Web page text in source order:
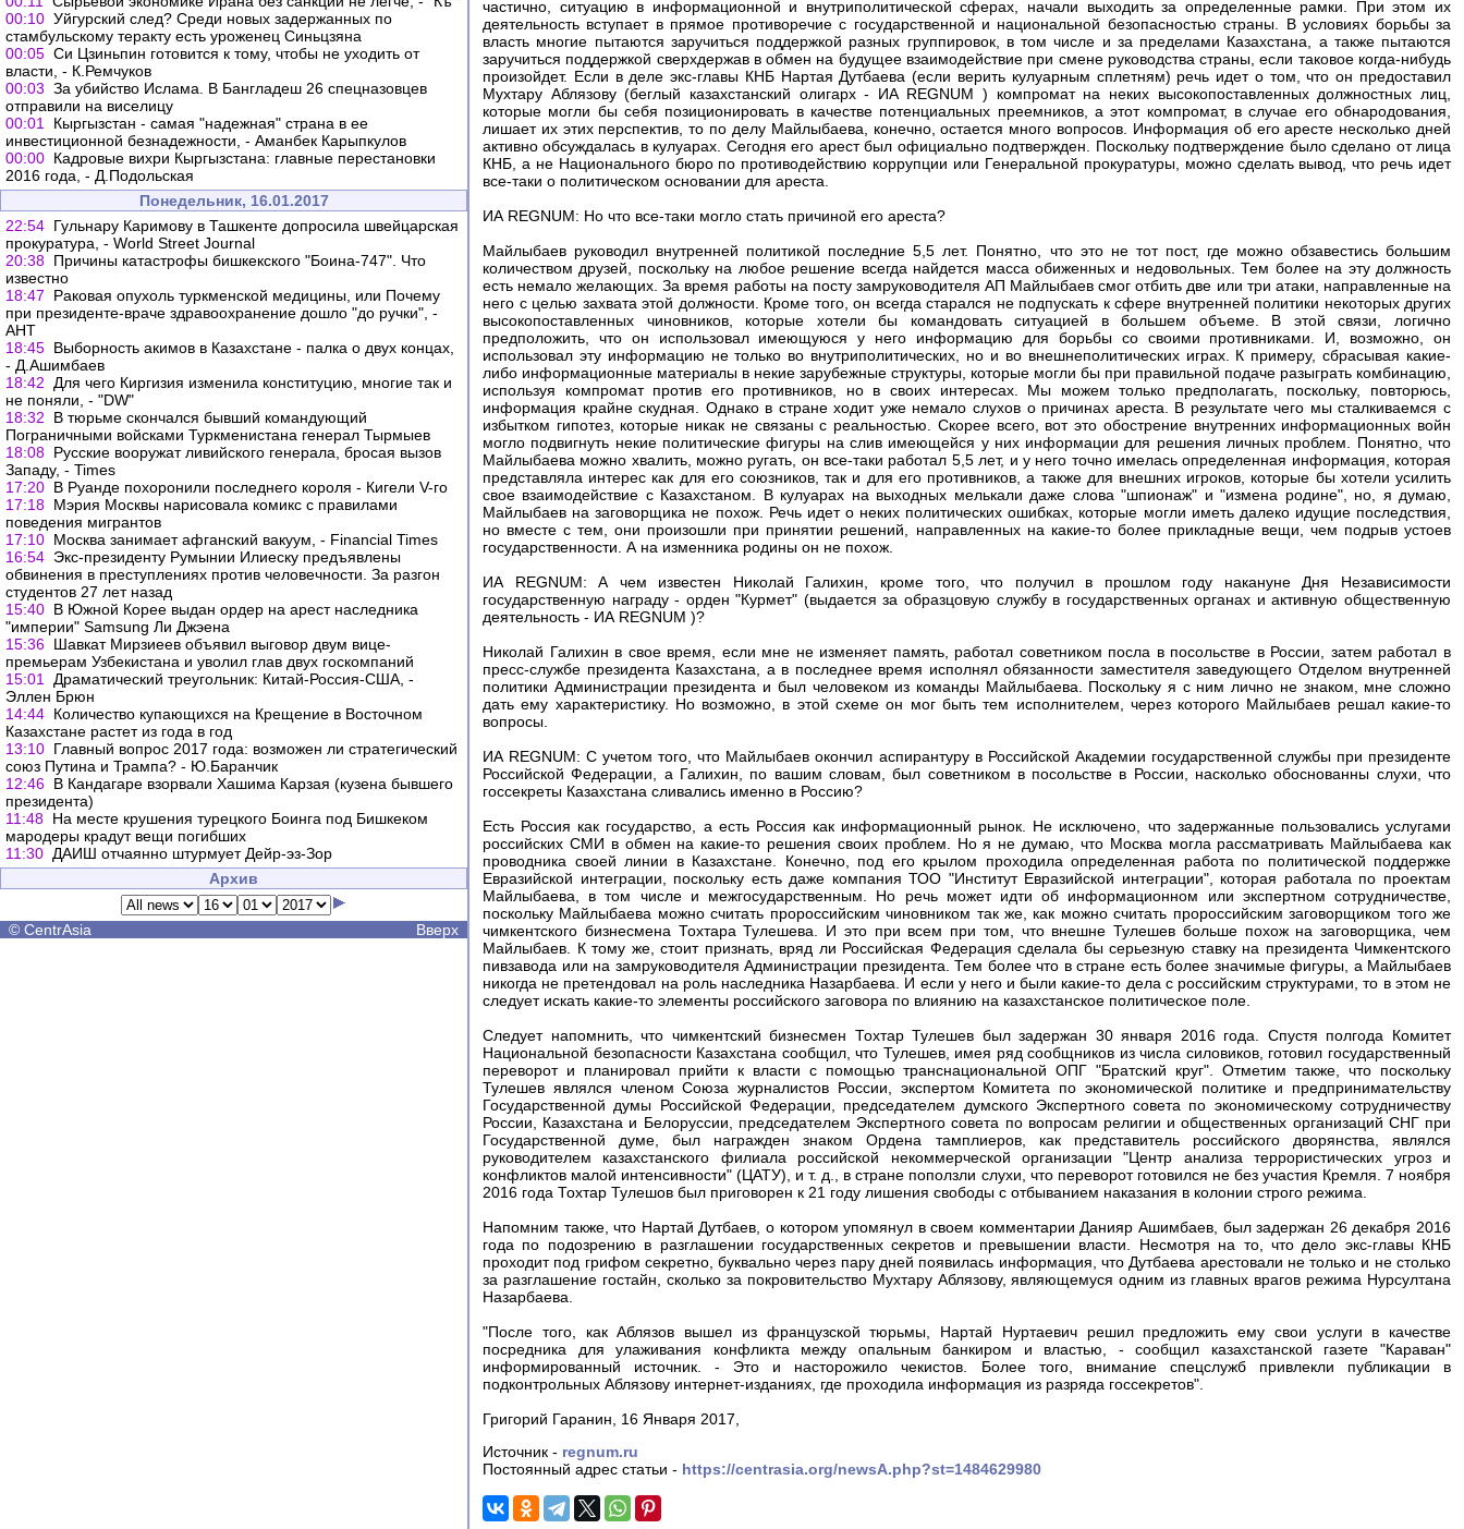
00:10 Уйгурский след? Среди новых задержанных по
стамбульскому теракту есть уроженец Синьцзяна
00:05 Си Цзиньпин готовится к тому, чтобы не уходить от
власти, - К.Ремчуков
00:03 За убийство Ислама. В Бангладеш 26 спецназовцев
отправили на виселицу
00:01
Кыргызстан - самая "надежная" страна в ее
инвестиционной безнадежности, - Аманбек Карыпкулов
00:00 Кадровые вихри Кыргызстана: главные перестановки
2016 года, - Д.Подольская
Понедельник, 16.01.2017
22:54 Гульнару Каримову в Ташкенте допросила швейцарская
прокуратура, - World Street Journal
20:38 Причины катастрофы бишкекского "Боина-747". Что
известно
18:47
Раковая опухоль туркменской медицины, или Почему
при президенте-враче здравоохранение дошло "до ручки", -
АНТ
18:45 Выборность акимов в Казахстане - палка о двух концах,
- Д.Ашимбаев
18:42
Для чего Киргизия изменила конституцию, многие так и
не поняли, - "DW"
18:32
В тюрьме скончался бывший командующий
Пограничными войсками Туркменистана генерал Тырмыев
18:08 Русские вооружат ливийского генерала, бросая вызов
Западу, - Times
17:20 В Руанде похоронили последнего короля - Кигели V-го
17:18 Мэрия Москвы нарисовала комикс с правилами
поведения мигрантов
17:10 Москва занимает афганский вакуум, - Financial Times
16:54 Экс-президенту Румынии Илиеску предъявлены
обвинения в преступлениях против человечности. За разгон
студентов 27 лет назад
15:40 В Южной Корее выдан ордер на арест наследника
"империи" Samsung Ли Джэена
15:36 Шавкат Мирзиеев объявил выговор двум вице-
премьерам Узбекистана и уволил глав двух госкомпаний
15:01
Драматический треугольник: Китай-Россия-США, -
Эллен Брюн
14:44 Количество купающихся на Крещение в Восточном
Казахстане растет из года в год
13:10 Главный вопрос 2017 года: возможен ли стратегический
союз Путина и Трампа? - Ю.Баранчик
12:46 В Кандагаре взорвали Хашима Карзая (кузена бывшего
президента)
11:48 На месте крушения турецкого Боинга под Бишкеком
мародеры крадут вещи погибших
11:30 ДАИШ отчаянно штурмует Дейр-эз-Зор
Архив
© CentrAsia Вверх
частично, ситуацию в информационной и внутриполитической сферах, начали выходить за определенные рамки. При этом их
деятельность вступает в прямое противоречие с государственной и национальной безопасностью страны. В условиях борьбы за
власть многие пытаются заручиться поддержкой разных группировок, в том числе и за пределами Казахстана, а также пытаются
заручиться поддержкой сверхдержав в обмен на будущее взаимодействие при смене руководства страны, если таковое когда-нибудь
произойдет. Если в деле экс-главы КНБ Нартая Дутбаева (если верить кулуарным сплетням) речь идет о том, что он предоставил
Мухтару Аблязову (беглый казахстанский олигарх - ИА REGNUM ) компромат на неких высокопоставленных должностных лиц,
которые могли бы себя позиционировать в качестве потенциальных преемников, а этот компромат, в случае его обнародования,
лишает их этих перспектив, то по делу Майлыбаева, конечно, остается много вопросов. Информация об его аресте несколько дней
активно обсуждалась в кулуарах. Сегодня его арест был официально подтвержден. Поскольку подтверждение было сделано от лица
КНБ, а не Национального бюро по противодействию коррупции или Генеральной прокуратуры, можно сделать вывод, что речь идет
все-таки о политическом основании для ареста.
ИА REGNUM: Но что все-таки могло стать причиной его ареста?
Майлыбаев руководил внутренней политикой последние 5,5 лет. Понятно, что это не тот пост, где можно обзавестись большим
количеством друзей, поскольку на любое решение всегда найдется масса обиженных и недовольных. Тем более на эту должность
есть немало желающих. За время работы на посту замруководителя АП Майлыбаев смог отбить две или три атаки, направленные на
него с целью захвата этой должности. Кроме того, он всегда старался не подпускать к сфере внутренней политики некоторых других
высокопоставленных чиновников, которые хотели бы командовать ситуацией в большем объеме. В этой связи, логично
предположить, что он использовал имеющуюся у него информацию для борьбы со своими противниками. И, возможно, он
использовал эту информацию не только во внутриполитических, но и во внешнеполитических играх. К примеру, сбрасывая какие-
либо информационные материалы в некие зарубежные структуры, которые могли бы при правильной подаче разыграть комбинацию,
используя компромат против его противников, но в своих интересах. Мы можем только предполагать, поскольку, повторюсь,
информация крайне скудная. Однако в стране ходит уже немало слухов о причинах ареста. В результате чего мы сталкиваемся с
избытком гипотез, которые никак не связаны с реальностью. Скорее всего, вот это обострение внутренних информационных войн
могло подвигнуть некие политические фигуры на слив имеющейся у них информации для решения личных проблем. Понятно, что
Майлыбаева можно хвалить, можно ругать, он все-таки работал 5,5 лет, и у него точно имелась определенная информация, которая
представляла интерес как для его союзников, так и для его противников, а также для внешних игроков, которые бы хотели усилить
свое взаимодействие с Казахстаном. В кулуарах на выходных мелькали даже слова "шпионаж" и "измена родине", но, я думаю,
Майлыбаев на заговорщика не похож. Речь идет о неких политических ошибках, которые могли иметь далеко идущие последствия,
но вместе с тем, они произошли при принятии решений, направленных на какие-то более прикладные вещи, чем подрыв устоев
государственности. А на изменника родины он не похож.
ИА REGNUM: А чем известен Николай Галихин, кроме того, что получил в прошлом году накануне Дня Независимости
государственную награду - орден "Курмет" (выдается за образцовую службу в государственных органах и активную общественную
деятельность - ИА REGNUM )?
Николай Галихин в свое время, если мне не изменяет память, работал советником посла в посольстве в России, затем работал в
пресс-службе президента Казахстана, а в последнее время исполнял обязанности заместителя заведующего Отделом внутренней
политики Администрации президента и был человеком из команды Майлыбаева. Поскольку я с ним лично не знаком, мне сложно
дать ему характеристику. Но возможно, в этой схеме он мог быть тем исполнителем, через которого Майлыбаев решал какие-то
вопросы.
ИА REGNUM: С учетом того, что Майлыбаев окончил аспирантуру в Российской Академии государственной службы при президенте
Российской Федерации, а Галихин, по вашим словам, был советником в посольстве в России, насколько обоснованны слухи, что
госсекреты Казахстана сливались именно в Россию?
Есть Россия как государство, а есть Россия как информационный рынок. Не исключено, что задержанные пользовались услугами
российских СМИ в обмен на какие-то решения своих проблем. Но я не думаю, что Москва могла рассматривать Майлыбаева как
проводника своей линии в Казахстане. Конечно, под его крылом проходила определенная работа по политической поддержке
Евразийской интеграции, поскольку есть даже компания ТОО "Институт Евразийской интеграции", которая работала по проектам
Майлыбаева, в том числе и межгосударственным. Но речь может идти об информационном или экспертном сотрудничестве,
поскольку Майлыбаева можно считать пророссийским чиновником так же, как можно считать пророссийским заговорщиком того же
чимкентского бизнесмена Тохтара Тулешева. И это при всем при том, что внешне Тулешев больше похож на заговорщика, чем
Майлыбаев. К тому же, стоит признать, вряд ли Российская Федерация сделала бы серьезную ставку на президента Чимкентского
пивзавода или на замруководителя Администрации президента. Тем более что в стране есть более значимые фигуры, а Майлыбаев
никогда не претендовал на роль наследника Назарбаева. И если у него и были какие-то дела с российским структурами, то в этом не
следует искать какие-то элементы российского заговора по влиянию на казахстанское политическое поле.
Следует напомнить, что чимкентский бизнесмен Тохтар Тулешев был задержан 30 января 2016 года. Спустя полгода Комитет
Национальной безопасности Казахстана сообщил, что Тулешев, имея ряд сообщников из числа силовиков, готовил государственный
переворот и планировал прийти к власти с помощью транснациональной ОПГ "Братский круг". Отметим также, что поскольку
Тулешев являлся членом Союза журналистов России, экспертом Комитета по экономической политике и предпринимательству
Государственной думы Российской Федерации, председателем думского Экспертного совета по экономическому сотрудничеству
России, Казахстана и Белоруссии, председателем Экспертного совета по вопросам религии и общественных организаций СНГ при
Государственной думе, был награжден знаком Ордена тамплиеров, как представитель российского дворянства, являлся
руководителем казахстанского филиала российской некоммерческой организации "Центр анализа террористических угроз и
конфликтов малой интенсивности" (ЦАТУ), и т. д., в стране поползли слухи, что переворот готовился не без участия Кремля. 7 ноября
2016 года Тохтар Тулешов был приговорен к 21 году лишения свободы с отбыванием наказания в колонии строго режима.
Напомним также, что Нартай Дутбаев, о котором упомянул в своем комментарии Данияр Ашимбаев, был задержан 26 декабря 2016
года по подозрению в разглашении государственных секретов и превышении власти. Несмотря на то, что дело экс-главы КНБ
проходит под грифом секретно, буквально через пару дней появилась информация, что Дутбаева арестовали не только и не столько
за разглашение гостайн, сколько за покровительство Мухтару Аблязову, являющемуся одним из главных врагов режима Нурсултана
Назарбаева.
"После того, как Аблязов вышел из французской тюрьмы, Нартай Нуртаевич решил предложить ему свои услуги в качестве
посредника для улаживания конфликта между опальным банкиром и властью, - сообщил казахстанской газете "Караван"
информированный источник. - Это и насторожило чекистов. Более того, внимание спецслужб привлекли публикации в
подконтрольных Аблязову интернет-изданиях, где проходила информация из разряда госсекретов".
Григорий Гаранин, 16 Января 2017,
Источник - regnum.ru
Постоянный адрес статьи - https://centrasia.org/newsA.php?st=1484629980